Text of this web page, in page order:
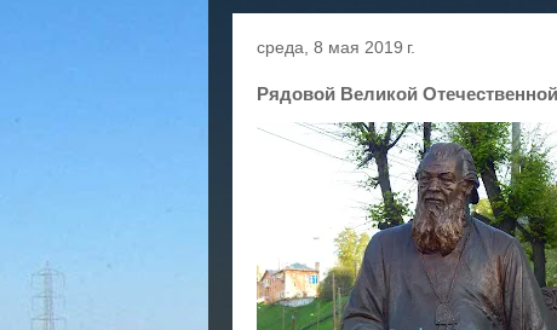
среда, 8 мая 2019 г.
Рядовой Великой